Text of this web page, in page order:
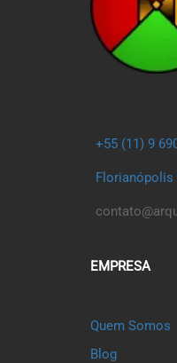
+55 (11) 9
Florianópolis
EMPRESA
Quem Somos
Blog